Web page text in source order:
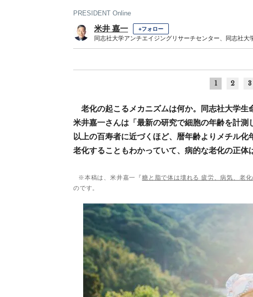
PRESIDENT Online
米井 嘉一 +フォロー
同志社大学アンチエイジングリサーチセンター、同志社大
1 2 3
老化の起こるメカニズムは何か。同志社大学
米井嘉一さんは「最新の研究で細胞の年齢を計
以上の百寿者に近づくほど、暦年齢よりメチル
老化することもわかっていて、病的な老化の正
※本稿は、米井嘉一『糖と脂で体は壊れる 疲労、病気、老
のです。